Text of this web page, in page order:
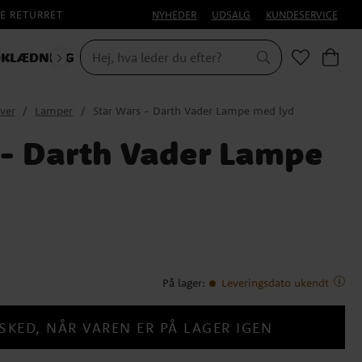
RETURRET NYHEDER UDSALG KUNDESERVICE
Lamper Star Wars - Darth Vader Lampe med lyd
Darth Vader Lampe
På lager: Leveringsdato ukendt
NÅR VAREN ER PÅ LAGER IGEN